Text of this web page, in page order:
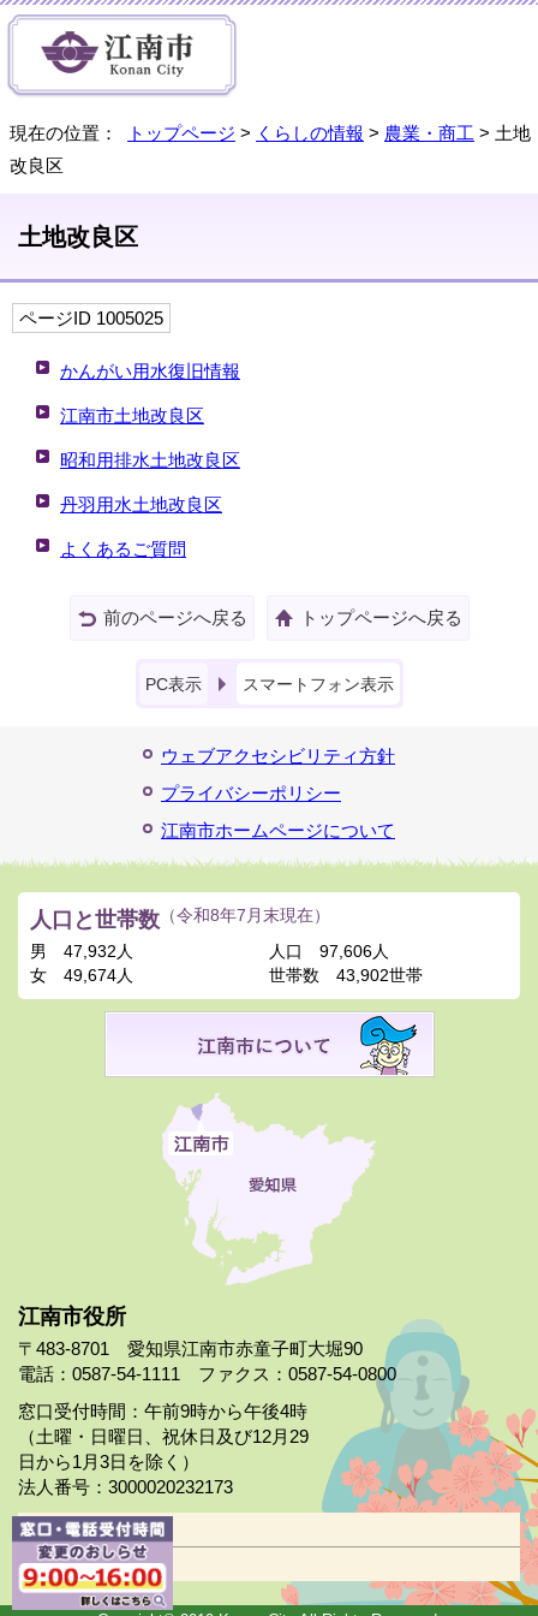
現在の位置： トップページ > くらしの情報 > 農業・商工 > 土地
改良区
土地改良区
ページID 1005025
かんがい用水復旧情報
江南市土地改良区
昭和用排水土地改良区
丹羽用水土地改良区
よくあるご質問
前のページへ戻る トップページへ戻る
PC表示 スマートフォン表示
ウェブアクセシビリティ方針
プライバシーポリシー
江南市ホームページについて
江南市役所
〒483-8701 愛知県江南市赤童子町大堀90
電話：0587-54-1111 ファクス：0587-54-0800
窓口受付時間：午前9時から午後4時
（土曜・日曜日、祝休日及び12月29
日から1月3日を除く）
法人番号：3000020232173
市役所案内
日曜市役所
人口と世帯数 （令和8年7月末現在）
男
47,932人
女
49,674人
人口
97,606人
世帯数
43,902世帯